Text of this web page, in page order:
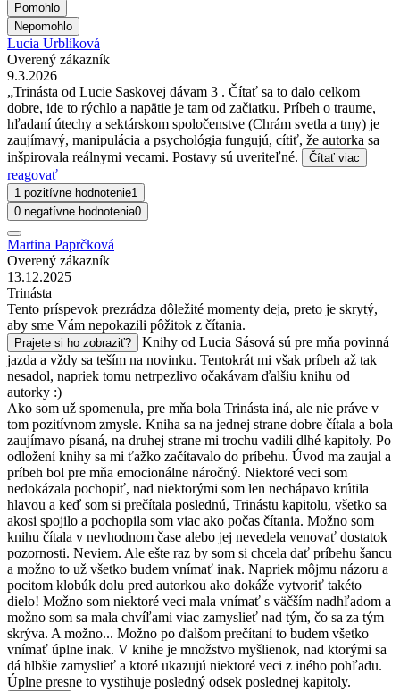
Pomohlo
Nepomohlo
Lucia Urblíková
Overený zákazník
9.3.2026
„Trinásta od Lucie Saskovej dávam 3 . Čítať sa to dalo celkom
dobre, ide to rýchlo a napätie je tam od začiatku. Príbeh o traume,
hľadaní útechy a sektárskom spoločenstve (Chrám svetla a tmy) je
zaujímavý, manipulácia a psychológia fungujú, cítiť, že autorka sa
inšpirovala reálnymi vecami. Postavy sú uveriteľné.
Čítať viac
reagovať
1 pozitívne hodnotenie1
0 negatívne hodnotenia0
Martina Paprčková
Overený zákazník
13.12.2025
Trinásta
Tento príspevok prezrádza dôležité momenty deja, preto je skrytý,
aby sme Vám nepokazili pôžitok z čítania.
Prajete si ho zobraziť?
Knihy od Lucia Sásová sú pre mňa povinná
jazda a vždy sa teším na novinku. Tentokrát mi však príbeh až tak
nesadol, napriek tomu netrpezlivo očakávam ďalšiu knihu od
autorky :)
Ako som už spomenula, pre mňa bola Trinásta iná, ale nie práve v
tom pozitívnom zmysle. Kniha sa na jednej strane dobre čítala a bola
zaujímavo písaná, na druhej strane mi trochu vadili dlhé kapitoly. Po
odložení knihy sa mi ťažko začítavalo do príbehu. Úvod ma zaujal a
príbeh bol pre mňa emocionálne náročný. Niektoré veci som
nedokázala pochopiť, nad niektorými som len nechápavo krútila
hlavou a keď som si prečítala poslednú, Trinástu kapitolu, všetko sa
akosi spojilo a pochopila som viac ako počas čítania. Možno som
knihu čítala v nevhodnom čase alebo jej nevedela venovať dostatok
pozornosti. Neviem. Ale ešte raz by som si chcela dať príbehu šancu
a možno to už všetko budem vnímať inak. Napriek môjmu názoru a
pocitom klobúk dolu pred autorkou ako dokáže vytvoriť takéto
dielo! Možno som niektoré veci mala vnímať s väčším nadhľadom a
možno som sa mala chvíľami viac zamyslieť nad tým, čo sa za tým
skrýva. A možno... Možno po ďalšom prečítaní to budem všetko
vnímať úplne inak. V knihe je množstvo myšlienok, nad ktorými sa
dá hlbšie zamyslieť a ktoré ukazujú niektoré veci z iného pohľadu.
Úplne presne to vystihuje posledný odsek poslednej kapitoly.